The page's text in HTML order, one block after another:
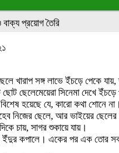
বাক্য প্রয়োগ তৈরি
সঙ্গ লাভে ইঁচড়ে পেকে যায়,
ছেলেমেয়েরা সিনেমা দেখে ইঁচড়ে
হয়েছে যে, কারো কথা শোনে না।
নিজের ছেলে, আর ভাইয়ের
চায়, সাগর শুকায়ে যায়।
ইঁদুর কপালে। একের পর এক তোর